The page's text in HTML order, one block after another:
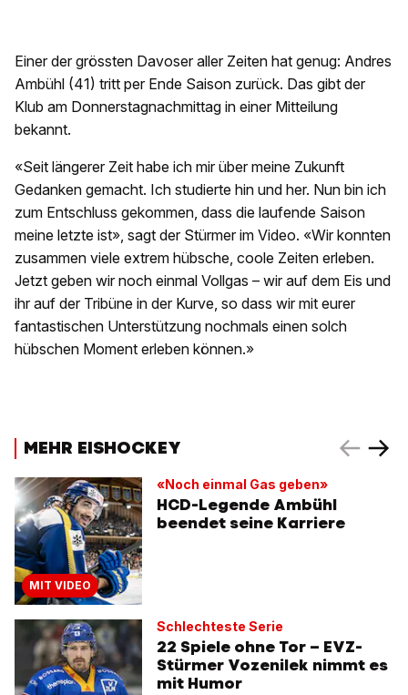
Einer der grössten Davoser aller Zeiten hat genug: Andres
Ambühl (41) tritt per Ende Saison zurück. Das gibt der
Klub am Donnerstagnachmittag in einer Mitteilung
bekannt.
«Seit längerer Zeit habe ich mir über meine Zukunft
Gedanken gemacht. Ich studierte hin und her. Nun bin ich
zum Entschluss gekommen, dass die laufende Saison
meine letzte ist», sagt der Stürmer im Video. «Wir konnten
zusammen viele extrem hübsche, coole Zeiten erleben.
Jetzt geben wir noch einmal Vollgas – wir auf dem Eis und
ihr auf der Tribüne in der Kurve, so dass wir mit eurer
fantastischen Unterstützung nochmals einen solch
hübschen Moment erleben können.»
MEHR EISHOCKEY
MIT VIDEO
«Noch einmal Gas geben»
HCD-Legende Ambühl
beendet seine Karriere
Schlechteste Serie
22 Spiele ohne Tor – EVZ-
Stürmer Vozenilek nimmt es
mit Humor